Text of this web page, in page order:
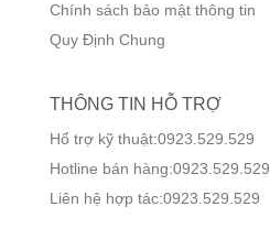
Chính sách bảo mật thông tin
Quy Định Chung
THÔNG TIN HỖ TRỢ
Hổ trợ kỹ thuật:0923.529.529
Hotline bán hàng:0923.529.529
Liên hệ hợp tác:0923.529.529